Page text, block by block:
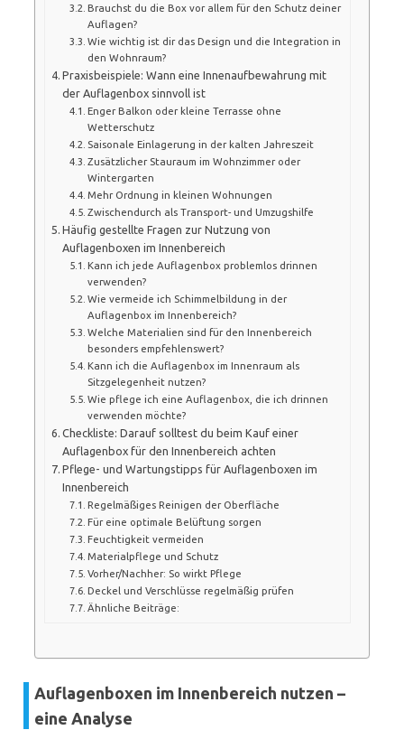
Brauchst du die Box vor allem für den Schutz deiner
Auflagen?
Wie wichtig ist dir das Design und die Integration in
den Wohnraum?
Praxisbeispiele: Wann eine Innenaufbewahrung mit
der Auflagenbox sinnvoll ist
Enger Balkon oder kleine Terrasse ohne
Wetterschutz
Saisonale Einlagerung in der kalten Jahreszeit
Zusätzlicher Stauraum im Wohnzimmer oder
Wintergarten
Mehr Ordnung in kleinen Wohnungen
Zwischendurch als Transport- und Umzugshilfe
Häufig gestellte Fragen zur Nutzung von
Auflagenboxen im Innenbereich
Kann ich jede Auflagenbox problemlos drinnen
verwenden?
Wie vermeide ich Schimmelbildung in der
Auflagenbox im Innenbereich?
Welche Materialien sind für den Innenbereich
besonders empfehlenswert?
Kann ich die Auflagenbox im Innenraum als
Sitzgelegenheit nutzen?
Wie pflege ich eine Auflagenbox, die ich drinnen
verwenden möchte?
Checkliste: Darauf solltest du beim Kauf einer
Auflagenbox für den Innenbereich achten
Pflege- und Wartungstipps für Auflagenboxen im
Innenbereich
Regelmäßiges Reinigen der Oberfläche
Für eine optimale Belüftung sorgen
Feuchtigkeit vermeiden
Materialpflege und Schutz
Vorher/Nachher: So wirkt Pflege
Deckel und Verschlüsse regelmäßig prüfen
Ähnliche Beiträge:
Auflagenboxen im Innenbereich nutzen –
eine Analyse